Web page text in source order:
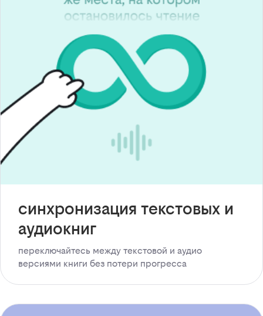
синхронизация текстовых и
аудиокниг
переключайтесь между текстовой и аудио
версиями книги без потери прогресса